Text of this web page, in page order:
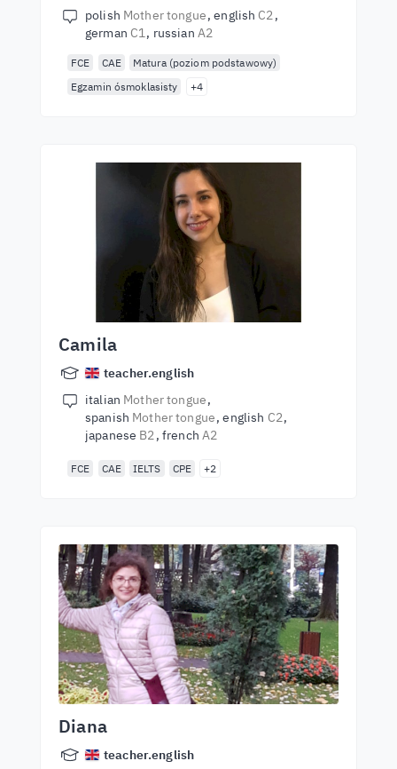
polish Mother tongue english C2
german C1 russian A2
FCE CAE
Matura (poziom podstawowy)
Egzamin ósmoklasisty
+4
Camila
teacher.english
italian Mother tongue
spanish Mother tongue english C2
japanese B2 french A2
FCE CAE IELTS CPE +2
Diana
teacher.english